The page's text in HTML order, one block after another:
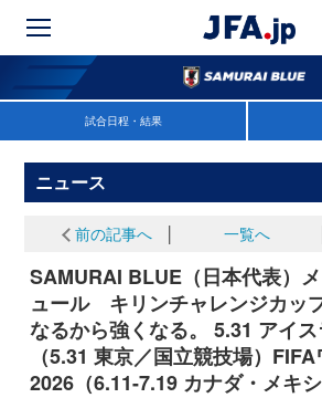
試合日程・結果
ニュース
前の記事へ 一覧へ
SAMURAI BLUE（日本代表）
ュール キリンチャレンジカッ
なるから強くなる。 5.31 アイ
（5.31 東京／国立競技場）
2026（6.11-7.19 カナダ・メキシ